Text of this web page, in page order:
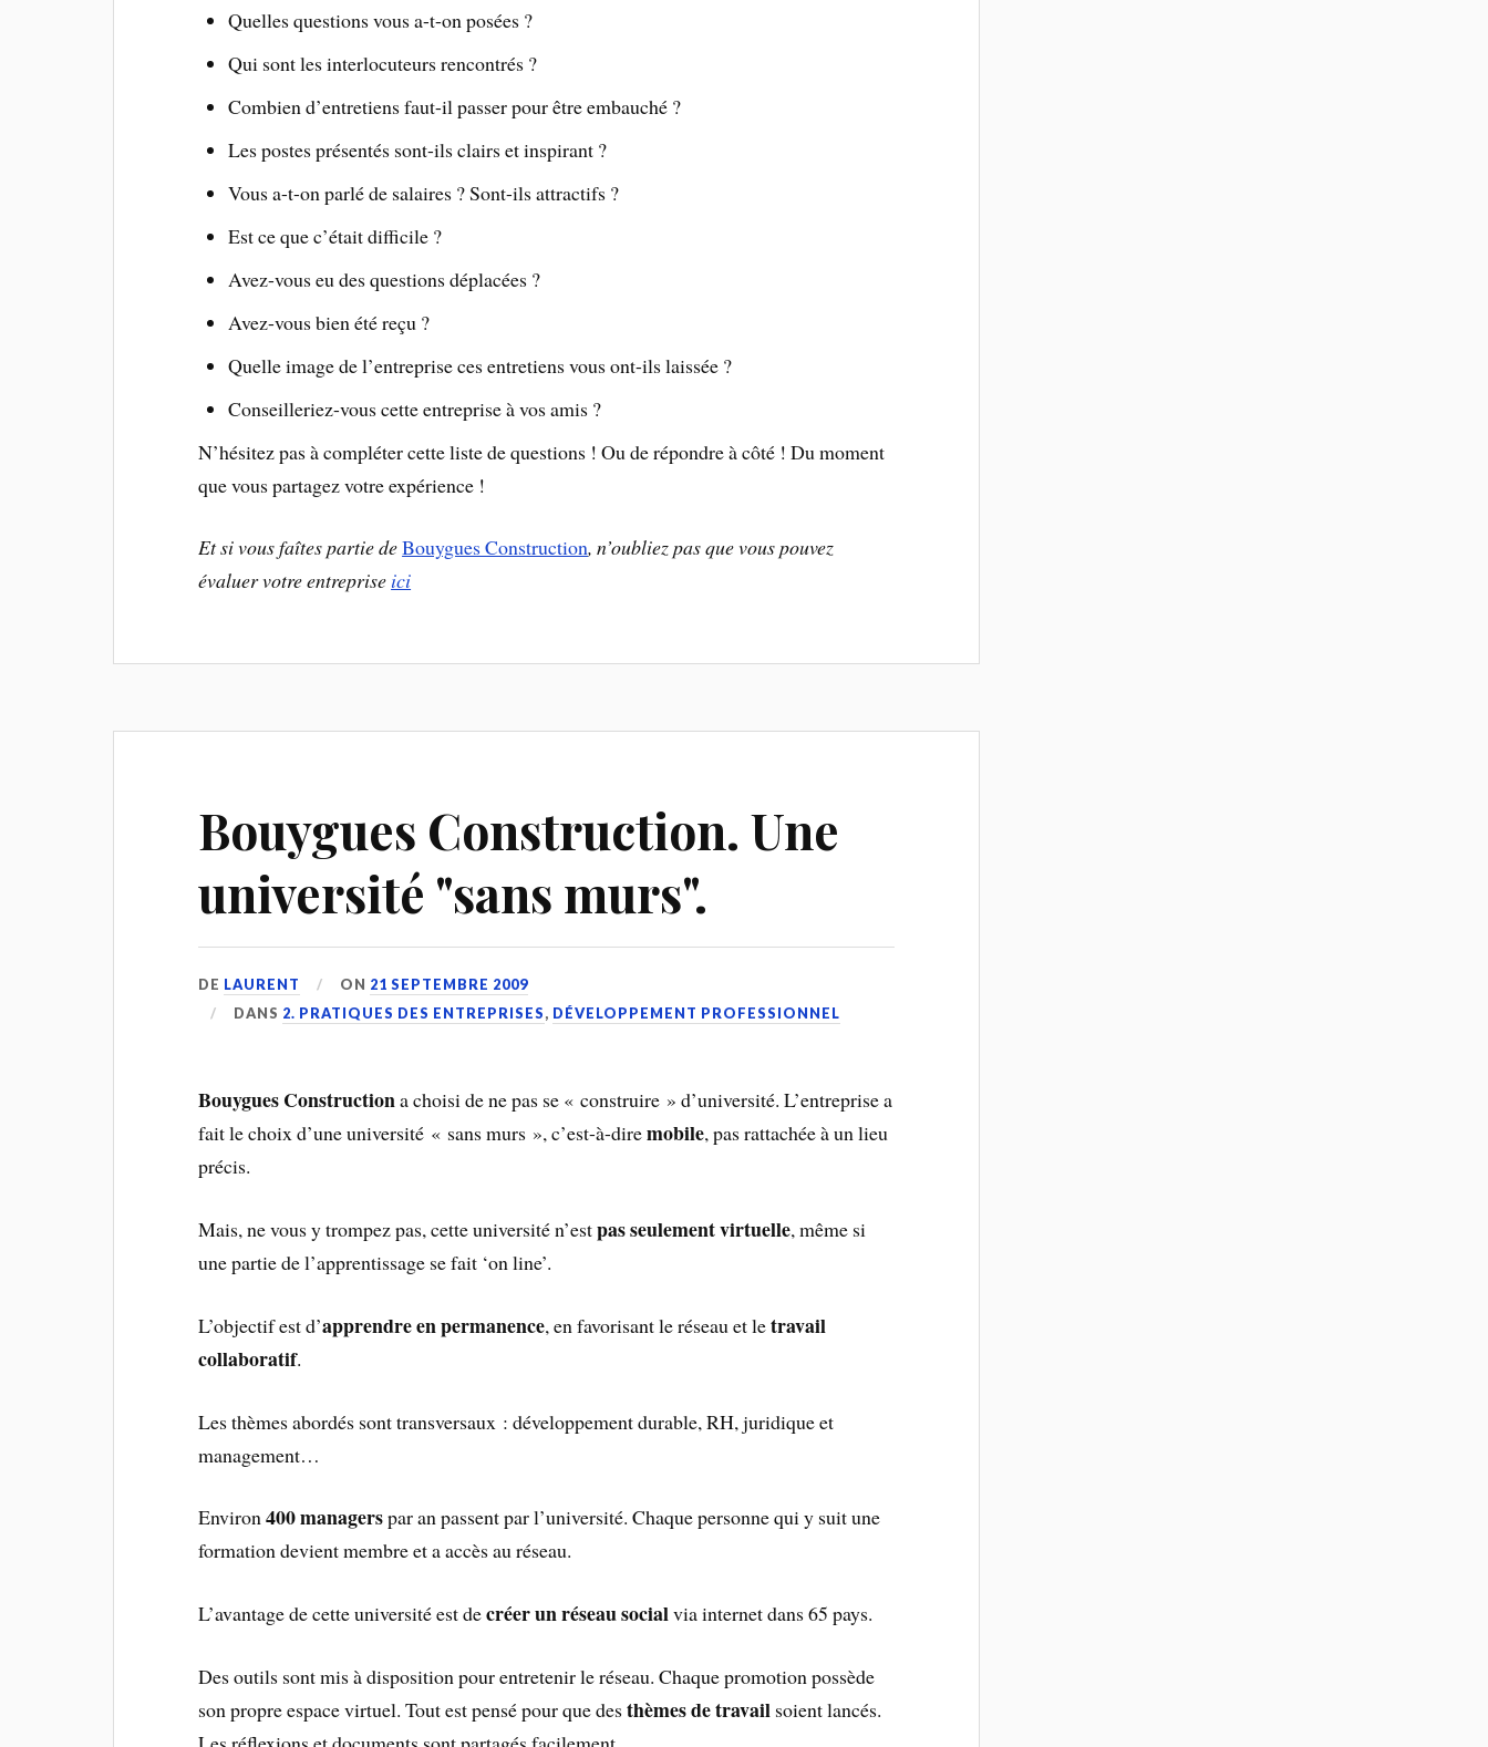
Quelles questions vous a-t-on posées ?
Qui sont les interlocuteurs rencontrés ?
Combien d’entretiens faut-il passer pour être embauché ?
Les postes présentés sont-ils clairs et inspirant ?
Vous a-t-on parlé de salaires ? Sont-ils attractifs ?
Est ce que c’était difficile ?
Avez-vous eu des questions déplacées ?
Avez-vous bien été reçu ?
Quelle image de l’entreprise ces entretiens vous ont-ils laissée ?
Conseilleriez-vous cette entreprise à vos amis ?
N’hésitez pas à compléter cette liste de questions ! Ou de répondre à côté ! Du moment
que vous partagez votre expérience !
Et si vous faîtes partie deBouygues Construction, n’oubliez pas que vous pouvez
évaluer votre entreprise ici
Bouygues Construction. Une
université "sans murs".
DE LAURENT ON 21 SEPTEMBRE 2009
DANS 2. PRATIQUES DES ENTREPRISES, DÉVELOPPEMENT PROFESSIONNEL
Bouygues Constructiona choisi de ne pas se « construire » d’université. L’entreprise a
fait le choix d’une université « sans murs », c’est-à-diremobile, pas rattachée à un lieu
précis.
Mais, ne vous y trompez pas, cette université n’estpas seulement virtuelle, même si
une partie de l’apprentissage se fait ‘on line’.
L’objectif est d’apprendre en permanence, en favorisant le réseau et letravail
collaboratif.
Les thèmes abordés sont transversaux : développement durable, RH, juridique et
management…
Environ400 managerspar an passent par l’université. Chaque personne qui y suit une
formation devient membre et a accès au réseau.
L’avantage de cette université est decréer un réseau socialvia internet dans 65 pays.
Des outils sont mis à disposition pour entretenir le réseau. Chaque promotion possède
son propre espace virtuel. Tout est pensé pour que desthèmes de travail soient lancés.